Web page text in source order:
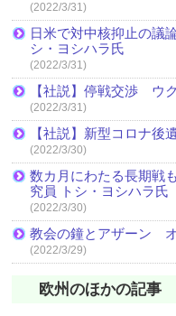
(2022/3/31)
日米で対中核抑止の議
シ・ヨシハラ氏
(2022/3/31)
【社説】停戦交渉 ウ
(2022/3/31)
【社説】新型コロナ
(2022/3/30)
数カ月にわたる長期戦
究員 トシ・ヨシハラ氏
(2022/3/30)
教会の鐘とアザーン
(2022/3/29)
欧州のほかの記事